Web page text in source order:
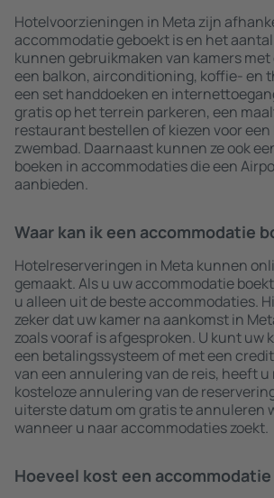
Hotelvoorzieningen in Meta zijn
accommodatie geboekt is en het
kunnen gebruikmaken van kamers
een balkon, airconditioning, koffie- en
een set handdoeken en
gratis op het terrein parkeren, een
restaurant bestellen of kiezen voor
zwembad. Daarnaast kunnen ze ook
boeken in accommodaties die een
aanbieden.
Waar kan ik een accommodatie
Hotelreserveringen in Meta kunnen
gemaakt. Als u uw accommodatie
u alleen uit de beste accommodaties.
zeker dat uw kamer na aankomst in
zoals vooraf is afgesproken. U kunt uw
een betalingssysteem of met een
van een annulering van de reis, heeft u
kosteloze annulering van de
uiterste datum om gratis te annuleren
wanneer u naar accommodaties zoekt.
Hoeveel kost een